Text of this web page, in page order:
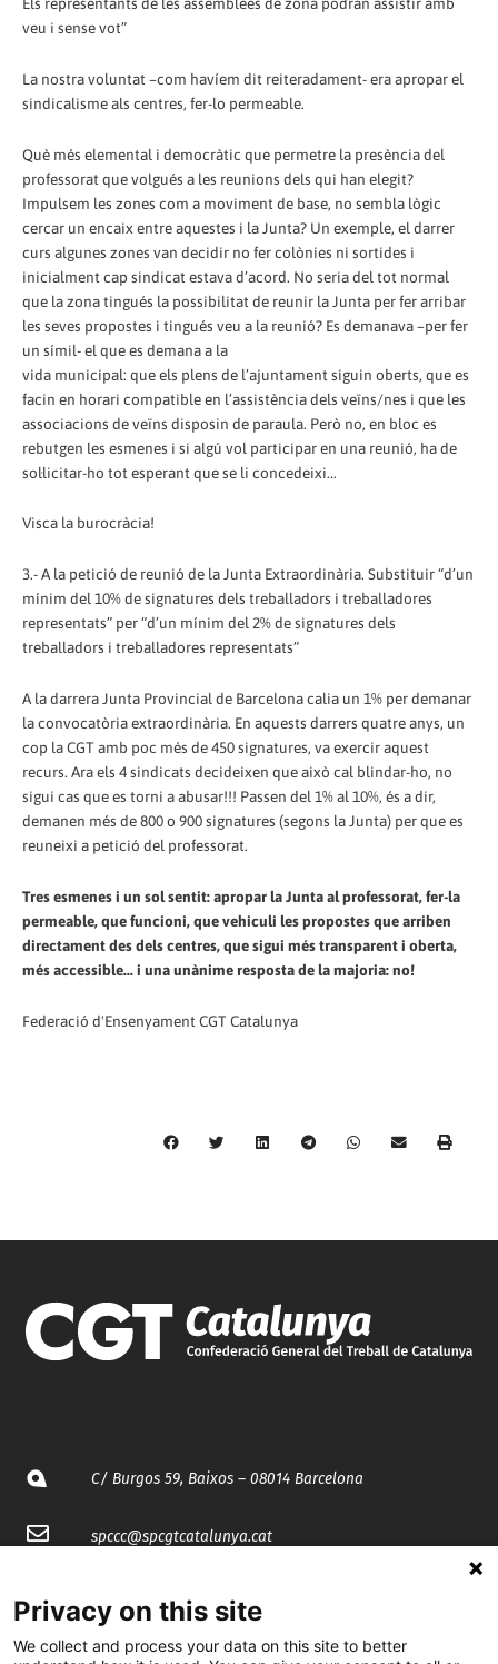
veu i sense vot”
La nostra voluntat –com havíem dit reiteradament- era apropar el
sindicalisme als centres, fer-lo permeable.
Què més elemental i democràtic que permetre la presència del
professorat que volgués a les reunions dels qui han elegit?
Impulsem les zones com a moviment de base, no sembla lògic
cercar un encaix entre aquestes i la Junta? Un exemple, el darrer
curs algunes zones van decidir no fer colònies ni sortides i
inicialment cap sindicat estava d’acord. No seria del tot normal
que la zona tingués la possibilitat de reunir la Junta per fer arribar
les seves propostes i tingués veu a la reunió? Es demanava –per fer
un símil- el que es demana a la
vida municipal: que els plens de l’ajuntament siguin oberts, que es
facin en horari compatible en l’assistència dels veïns/nes i que les
associacions de veïns disposin de paraula. Però no, en bloc es
rebutgen les esmenes i si algú vol participar en una reunió, ha de
sol·licitar-ho tot esperant que se li concedeixi...
Visca la burocràcia!
3.- A la petició de reunió de la Junta Extraordinària. Substituir “d’un
mínim del 10% de signatures dels treballadors i treballadores
representats” per “d’un mínim del 2% de signatures dels
treballadors i treballadores representats”
A la darrera Junta Provincial de Barcelona calia un 1% per demanar
la convocatòria extraordinària. En aquests darrers quatre anys, un
cop la CGT amb poc més de 450 signatures, va exercir aquest
recurs. Ara els 4 sindicats decideixen que això cal blindar-ho, no
sigui cas que es torni a abusar!!! Passen del 1% al 10%, és a dir,
demanen més de 800 o 900 signatures (segons la Junta) per que es
reuneixi a petició del professorat.
Tres esmenes i un sol sentit: apropar la Junta al professorat, fer-la
permeable, que funcioni, que vehiculi les propostes que arriben
directament des dels centres, que sigui més transparent i oberta,
més accessible... i una unànime resposta de la majoria: no!
Federació d'Ensenyament CGT Catalunya
C/ Burgos 59, Baixos – 08014 Barcelona
spccc@spcgtcatalunya.cat
@CGTCatalunya
Privacy on this site
We collect and process your data on this site to better